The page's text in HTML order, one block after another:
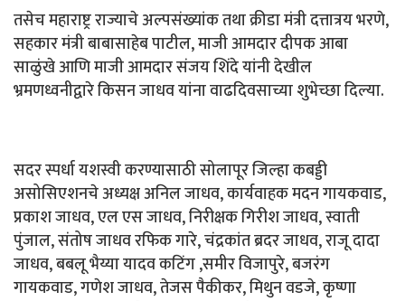
तसेच महाराष्ट्र राज्याचे अल्पसंख्यांक तथा क्रीडा मंत्री दत्तात्रय भरणे,
सहकार मंत्री बाबासाहेब पाटील, माजी आमदार दीपक आबा
साळुंखे आणि माजी आमदार संजय शिंदे यांनी देखील
भ्रमणध्वनीद्वारे किसन जाधव यांना वाढदिवसाच्या शुभेच्छा दिल्या.
सदर स्पर्धा यशस्वी करण्यासाठी सोलापूर जिल्हा कबड्डी
असोसिएशनचे अध्यक्ष अनिल जाधव, कार्यवाहक मदन गायकवाड,
प्रकाश जाधव, एल एस जाधव, निरीक्षक गिरीश जाधव, स्वाती
पुंजाल, संतोष जाधव रफिक गारे, चंद्रकांत ब्रदर जाधव, राजू दादा
जाधव, बबलू भैय्या यादव कटिंग ,समीर विजापुरे, बजरंग
गायकवाड, गणेश जाधव, तेजस पैकीकर, मिथुन वडजे, कृष्णा